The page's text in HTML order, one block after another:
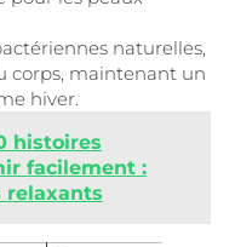
naturelles,
corps, maintenant un
hiver.
histoires
facilement :
relaxants